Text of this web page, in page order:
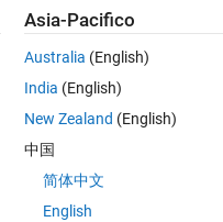
Richiesto:
il 18 Feb 2013
Asia-Pacifico
Australia (English)
India (English)
New Zealand (English)
中国
简体中文
English